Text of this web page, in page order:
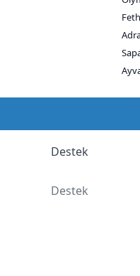
Destek
Destek